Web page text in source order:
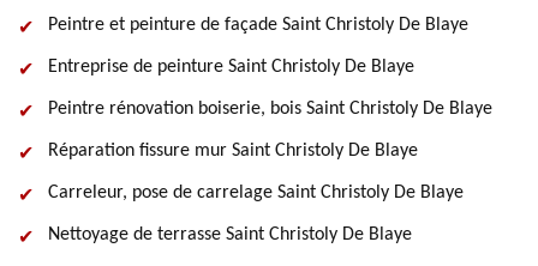
Peintre et peinture de façade Saint Christoly De Blaye
Entreprise de peinture Saint Christoly De Blaye
Peintre rénovation boiserie, bois Saint Christoly De Blaye
Réparation fissure mur Saint Christoly De Blaye
Carreleur, pose de carrelage Saint Christoly De Blaye
Nettoyage de terrasse Saint Christoly De Blaye